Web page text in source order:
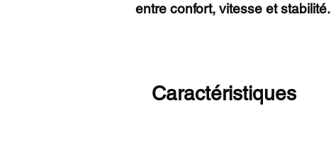
entre confort, vitesse et stabilité.
Caractéristiques